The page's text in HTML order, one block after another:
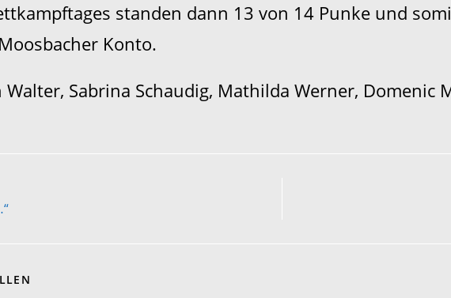
standen dann 13 von 14 Punke und
Konto.
Sabrina Schaudig, Mathilda Werner, Domenic